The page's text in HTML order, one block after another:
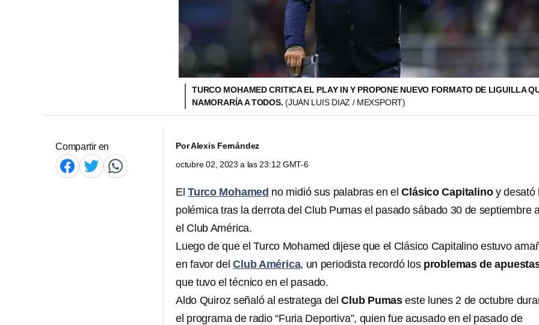
TURCO MOHAMED CRITICA EL PLAY IN Y PROPONE NUEVO FORMATO DE LIGUILLA
NAMORARÍA A TODOS.(JUAN LUIS DIAZ / MEXSPORT)
Compartir en PorAlexis Fernández
octubre 02, 2023 a las 23:12 GMT-6
El Turco Mohamed no midió sus palabras en elClásico Capitalinoy desató
polémica tras la derrota del Club Pumas el pasado sábado 30 de septiembre
el Club América.
Luego de que el Turco Mohamed dijese que el Clásico Capitalino estuvo
en favor del Club América, un periodista recordó los problemas de
que tuvo el técnico en el pasado.
Aldo Quiroz señaló al estratega del Club Pumas este lunes 2 de octubre
el programa de radio “Furia Deportiva”, quien fue acusado en el pasado de